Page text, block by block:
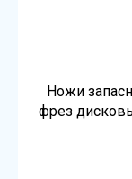
Ножи
фрез